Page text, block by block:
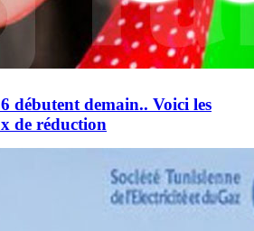
débutent demain.. Voici les
de réduction